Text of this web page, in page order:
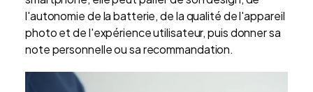
l'autonomie de la batterie, de la qualité de l'appareil
photo et de l'expérience utilisateur, puis donner sa
note personnelle ou sa recommandation.